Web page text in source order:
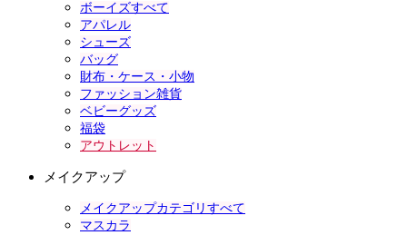
ボーイズすべて
アパレル
シューズ
バッグ
財布・ケース・小物
ファッション雑貨
ベビーグッズ
福袋
アウトレット
メイクアップ
メイクアップカテゴリすべて
マスカラ